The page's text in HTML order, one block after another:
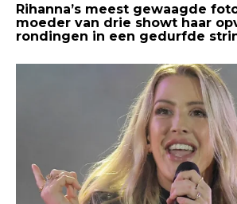
Rihanna’s meest gewaagde
moeder van drie showt haar
rondingen in een gedurfde